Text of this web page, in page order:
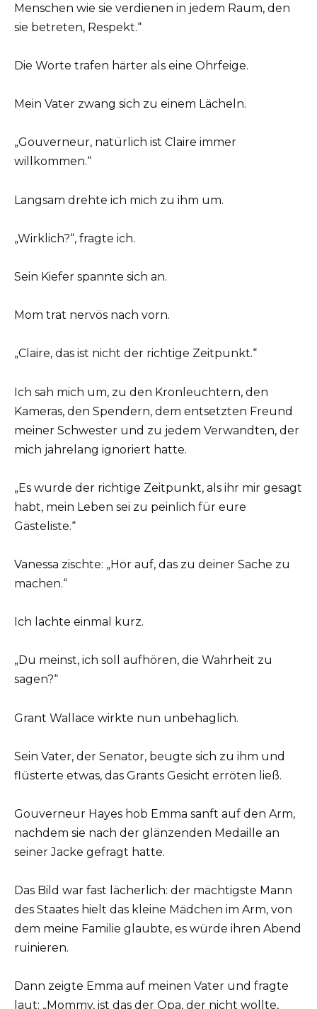
Menschen wie sie verdienen in jedem Raum, den
sie betreten, Respekt.“
Die Worte trafen härter als eine Ohrfeige.
Mein Vater zwang sich zu einem Lächeln.
„Gouverneur, natürlich ist Claire immer
willkommen.“
Langsam drehte ich mich zu ihm um.
„Wirklich?“, fragte ich.
Sein Kiefer spannte sich an.
Mom trat nervös nach vorn.
„Claire, das ist nicht der richtige Zeitpunkt.“
Ich sah mich um, zu den Kronleuchtern, den
Kameras, den Spendern, dem entsetzten Freund
meiner Schwester und zu jedem Verwandten, der
mich jahrelang ignoriert hatte.
„Es wurde der richtige Zeitpunkt, als ihr mir gesagt
habt, mein Leben sei zu peinlich für eure
Gästeliste.“
Vanessa zischte: „Hör auf, das zu deiner Sache zu
machen.“
Ich lachte einmal kurz.
„Du meinst, ich soll aufhören, die Wahrheit zu
sagen?“
Grant Wallace wirkte nun unbehaglich.
Sein Vater, der Senator, beugte sich zu ihm und
flüsterte etwas, das Grants Gesicht erröten ließ.
Gouverneur Hayes hob Emma sanft auf den Arm,
nachdem sie nach der glänzenden Medaille an
seiner Jacke gefragt hatte.
Das Bild war fast lächerlich: der mächtigste Mann
des Staates hielt das kleine Mädchen im Arm, von
dem meine Familie glaubte, es würde ihren Abend
ruinieren.
Dann zeigte Emma auf meinen Vater und fragte
laut: „Mommy, ist das der Opa, der nicht wollte,